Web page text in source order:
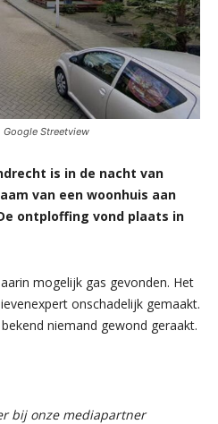
Streetview
is in de nacht van
van een woonhuis aan
ontploffing vond plaats in
mogelijk gas gevonden. Het
onschadelijk gemaakt.
niemand gewond geraakt.
bij onze mediapartner